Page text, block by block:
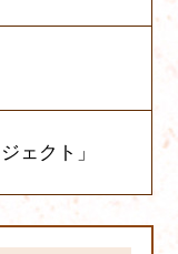
ェクト」